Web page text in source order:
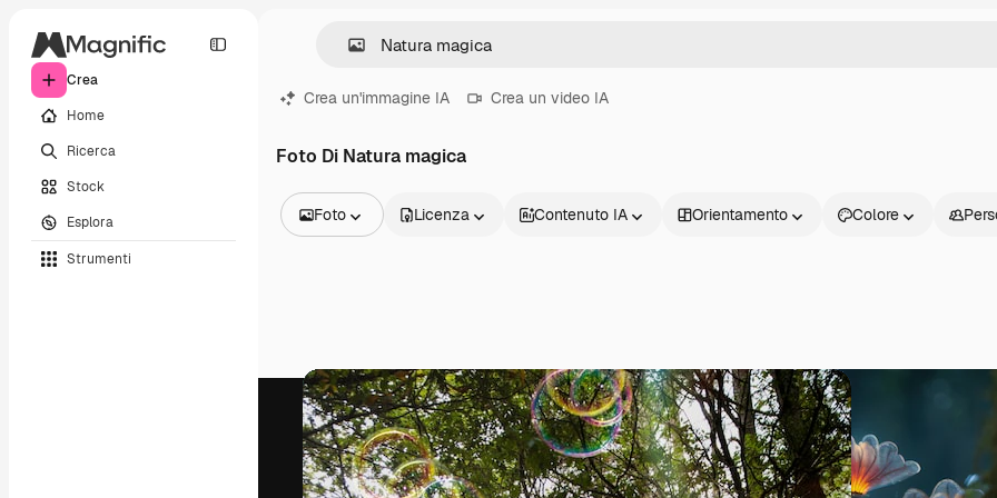
Crea
Home
Ricerca
Stock
Esplora
Strumenti
Crea un'immagine IA Crea un video IA
Foto Di Natura magica
Foto
Video
Clip video
Motion graphic
Modelli di video
Icone
Modelli 3D
Font
Licenza Contenuto IA Orientamento Colore
Prodotti Inizia